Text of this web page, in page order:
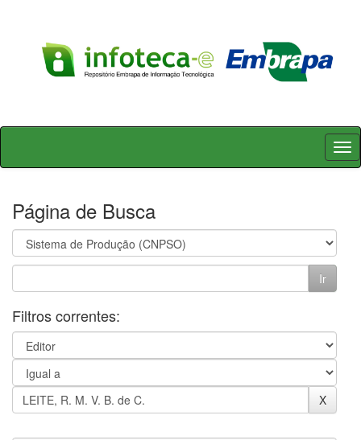
Skip
Página de Busca
Filtros correntes: